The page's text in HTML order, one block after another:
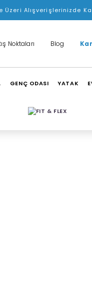
Üzeri Alışverişlerinizde
Noktaları Blog
GENÇ ODASI YATAK